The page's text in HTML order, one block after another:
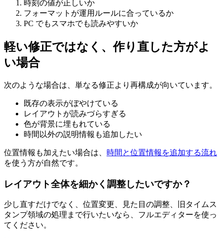
時刻の値が正しいか
フォーマットが運用ルールに合っているか
PC でもスマホでも読みやすいか
軽い修正ではなく、作り直した方がよ
い場合
次のような場合は、単なる修正より再構成が向いています。
既存の表示がぼやけている
レイアウトが読みづらすぎる
色が背景に埋もれている
時間以外の説明情報も追加したい
位置情報も加えたい場合は、 時間と位置情報を追加する流れ
を使う方が自然です。
レイアウト全体を細かく調整したいですか？
少し直すだけでなく、位置変更、見た目の調整、旧タイムス
タンプ領域の処理まで行いたいなら、フルエディターを使っ
てください。